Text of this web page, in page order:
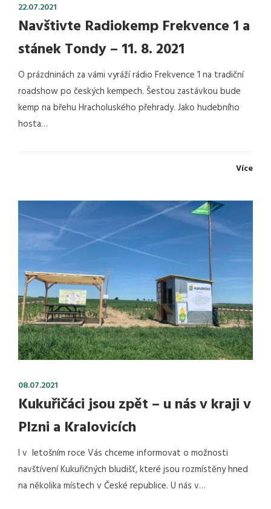
22.07.2021
Navštivte Radiokemp Frekvence 1 a
stánek Tondy – 11. 8. 2021
O prázdninách za vámi vyráží rádio Frekvence 1 na tradiční
roadshow po českých kempech. Šestou zastávkou bude
kemp na břehu Hracholuského přehrady. Jako hudebního
hosta…
Více
08.07.2021
Kukuřičáci jsou zpět – u nás v kraji v
Plzni a Kralovicích
I v letošním roce Vás chceme informovat o možnosti
navštívení Kukuřičných bludišť, které jsou rozmístěny hned
na několika místech v České republice. U nás v…